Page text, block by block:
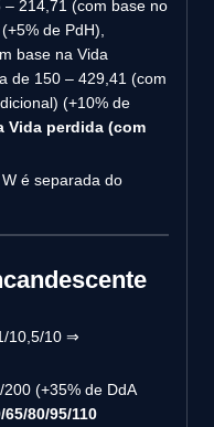
– 214,71 (com base no
de PdH),
base na Vida
de 150 – 429,41 (com
(+10% de
Vida perdida (com
é separada do
10,5/10 ⇒
(+35% de DdA
65/80/95/110